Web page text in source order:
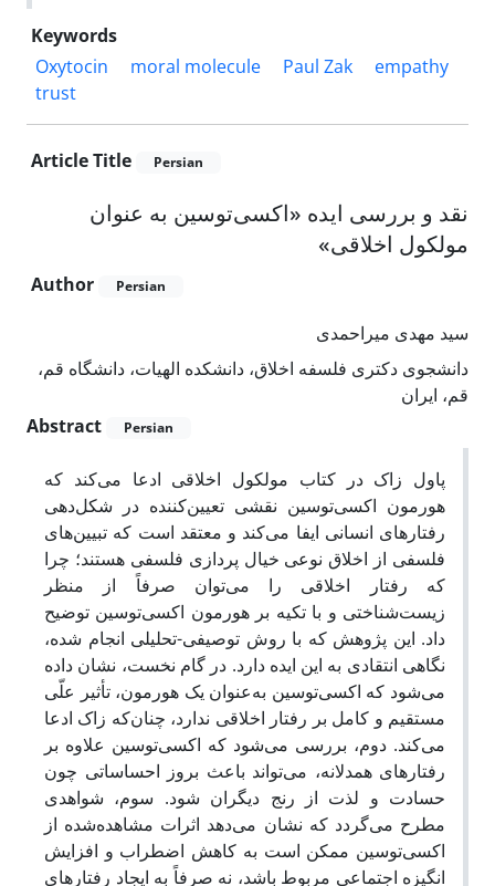
Keywords
Oxytocin
moral molecule Paul Zak
empathy
trust
Article Title Persian
نقد و بررسی ایده «اکسی‌توسین به عنوان
مولکول اخلاقی»
Author Persian
سید مهدی میراحمدی
دانشجوی دکتری فلسفه اخلاق، دانشکده الهیات، دانشگاه قم،
قم، ایران
Abstract
Persian
پاول زاک در کتاب مولکول اخلاقی ادعا می‌کند که
هورمون اکسی‌توسین نقشی تعیین‌کننده در شکل‌دهی
رفتارهای انسانی ایفا می‌کند و معتقد است که تبیین‌های
فلسفی از اخلاق نوعی خیال پردازی فلسفی هستند؛ چرا
که رفتار اخلاقی را می‌توان صرفاً از منظر
زیست‌شناختی و با تکیه بر هورمون اکسی‌توسین توضیح
داد. این پژوهش که با روش توصیفی-تحلیلی انجام شده،
نگاهی انتقادی به این ایده دارد. در گام نخست، نشان داده
می‌شود که اکسی‌توسین به‌عنوان یک هورمون، تأثیر علّی
مستقیم و کامل بر رفتار اخلاقی ندارد، چنان‌که زاک ادعا
می‌کند. دوم، بررسی می‌شود که اکسی‌توسین علاوه بر
رفتارهای همدلانه، می‌تواند باعث بروز احساساتی چون
حسادت و لذت از رنج دیگران شود. سوم، شواهدی
مطرح می‌گردد که نشان می‌دهد اثرات مشاهده‌شده از
اکسی‌توسین ممکن است به کاهش اضطراب و افزایش
انگیزه اجتماعی مربوط باشد، نه صرفاً به ایجاد رفتارهای